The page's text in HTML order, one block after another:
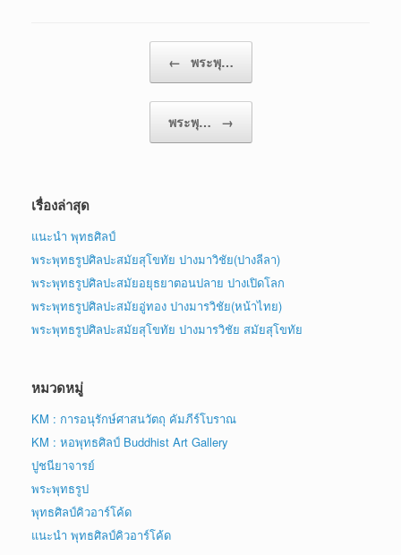
← พระพุ…
พระพุ… →
เรื่องล่าสุด
แนะนำ พุทธศิลป์
พระพุทธรูปศิลปะสมัยสุโขทัย ปางมาวิชัย(ปางลีลา)
พระพุทธรูปศิลปะสมัยอยุธยาตอนปลาย ปางเปิดโลก
พระพุทธรูปศิลปะสมัยอู่ทอง ปางมารวิชัย(หน้าไทย)
พระพุทธรูปศิลปะสมัยสุโขทัย ปางมารวิชัย สมัยสุโขทัย
หมวดหมู่
KM : การอนุรักษ์ศาสนวัตถุ คัมภีร์โบราณ
KM : หอพุทธศิลป์ Buddhist Art Gallery
ปูชนียาจารย์
พระพุทธรูป
พุทธศิลป์คิวอาร์โค้ด
แนะนำ พุทธศิลป์คิวอาร์โค้ด